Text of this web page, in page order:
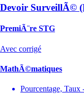
Devoir SurveillÃ©
PremiÃ¨re STG
Avec corrigé
MathÃ©matiques
Pourcentage, Taux